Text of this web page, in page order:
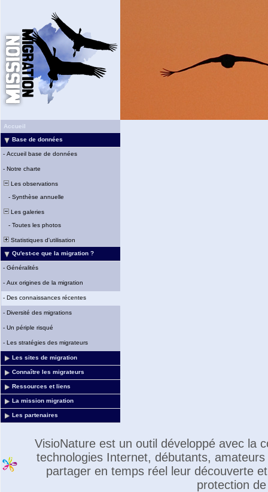
Accueil
Base de données
- Accueil base de données
- Notre charte
Les observations
- Synthèse annuelle
Les galeries
- Toutes les photos
Statistiques d'utilisation
Qu'est-ce que la migration ?
- Généralités
- Aux origines de la migration
- Des connaissances récentes
- Diversité des migrations
- Un périple risqué
- Les stratégies des migrateurs
Les sites de migration
Connaître les migrateurs
Ressources et liens
La mission migration
Les partenaires
VisioNature est un outil développé avec la
technologies Internet, débutants,
partager en temps réel leur découverte
protection